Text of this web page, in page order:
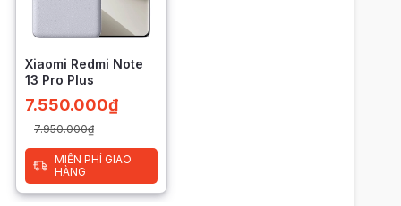
Xiaomi Redmi Note
13 Pro Plus
7.950.000₫
7.550.000₫
MIỄN PHÍ GIAO
HÀNG